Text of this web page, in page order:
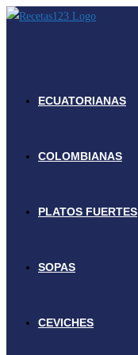
Ir
ECUATORIANAS
COLOMBIANAS
PLATOS FUERTES
SOPAS
CEVICHES